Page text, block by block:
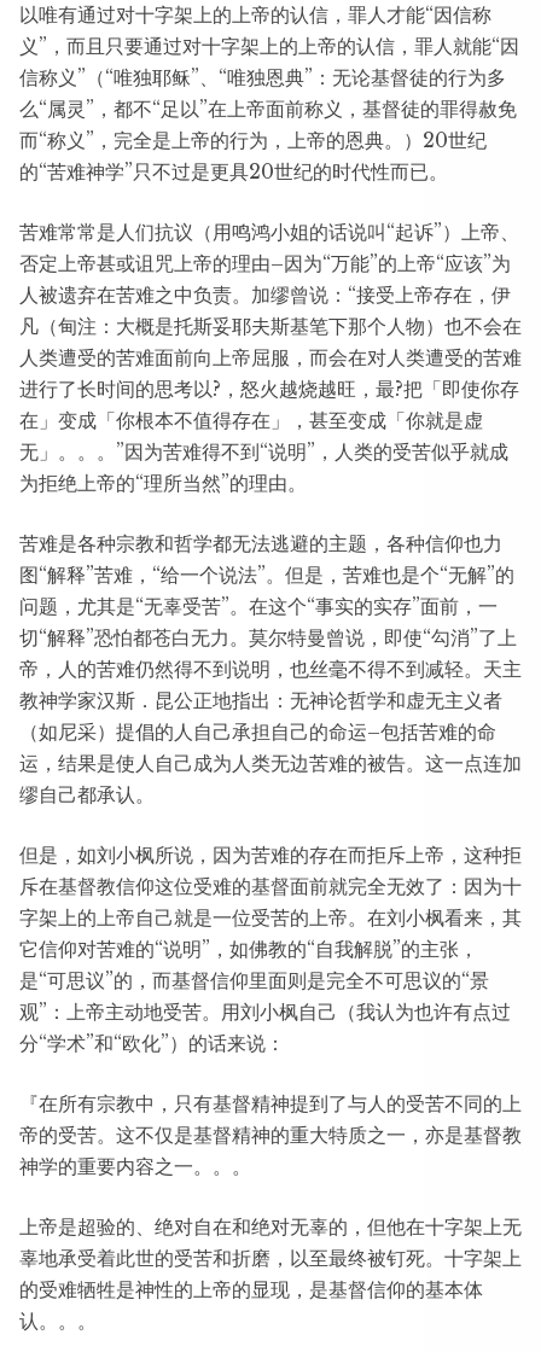
以唯有通过对十字架上的上帝的认信，罪人才能“因信称
义”，而且只要通过对十字架上的上帝的认信，罪人就能“因
信称义”（“唯独耶稣”、“唯独恩典”：无论基督徒的行为多
么“属灵”，都不“足以”在上帝面前称义，基督徒的罪得赦免
而“称义”，完全是上帝的行为，上帝的恩典。）20世纪
的“苦难神学”只不过是更具20世纪的时代性而已。
苦难常常是人们抗议（用鸣鸿小姐的话说叫“起诉”）上帝、
否定上帝甚或诅咒上帝的理由–因为“万能”的上帝“应该”为
人被遗弃在苦难之中负责。加缪曾说：“接受上帝存在，伊
凡（甸注：大概是托斯妥耶夫斯基笔下那个人物）也不会在
人类遭受的苦难面前向上帝屈服，而会在对人类遭受的苦难
进行了长时间的思考以?，怒火越烧越旺，最?把「即使你存
在」变成「你根本不值得存在」，甚至变成「你就是虚
无」。。。”因为苦难得不到“说明”，人类的受苦似乎就成
为拒绝上帝的“理所当然”的理由。
苦难是各种宗教和哲学都无法逃避的主题，各种信仰也力
图“解释”苦难，“给一个说法”。但是，苦难也是个“无解”的
问题，尤其是“无辜受苦”。在这个“事实的实存”面前，一
切“解释”恐怕都苍白无力。莫尔特曼曾说，即使“勾消”了上
帝，人的苦难仍然得不到说明，也丝毫不得不到减轻。天主
教神学家汉斯．昆公正地指出：无神论哲学和虚无主义者
（如尼采）提倡的人自己承担自己的命运–包括苦难的命
运，结果是使人自己成为人类无边苦难的被告。这一点连加
缪自己都承认。
但是，如刘小枫所说，因为苦难的存在而拒斥上帝，这种拒
斥在基督教信仰这位受难的基督面前就完全无效了：因为十
字架上的上帝自己就是一位受苦的上帝。在刘小枫看来，其
它信仰对苦难的“说明”，如佛教的“自我解脱”的主张，
是“可思议”的，而基督信仰里面则是完全不可思议的“景
观”：上帝主动地受苦。用刘小枫自己（我认为也许有点过
分“学术”和“欧化”）的话来说：
『在所有宗教中，只有基督精神提到了与人的受苦不同的上
帝的受苦。这不仅是基督精神的重大特质之一，亦是基督教
神学的重要内容之一。。。
上帝是超验的、绝对自在和绝对无辜的，但他在十字架上无
辜地承受着此世的受苦和折磨，以至最终被钉死。十字架上
的受难牺牲是神性的上帝的显现，是基督信仰的基本体
认。。。